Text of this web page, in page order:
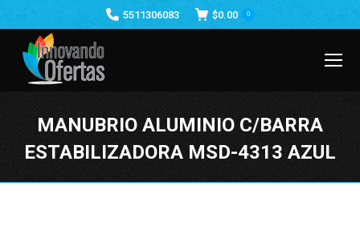
5511306083 $0.00 0
MANUBRIO ALUMINIO C/BARRA
ESTABILIZADORA MSD-4313 AZUL